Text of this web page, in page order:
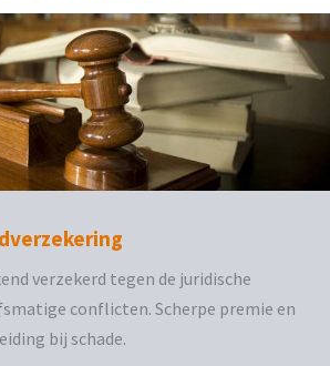
verzekerd tegen de juridische
conflicten. Scherpe premie en
bij schade.